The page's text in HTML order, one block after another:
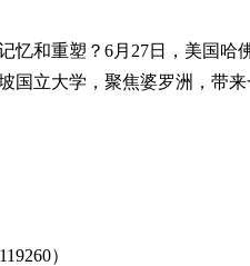
和重塑？6月27日，美国
国立大学，聚焦婆罗洲，带
）